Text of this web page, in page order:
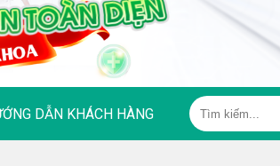
DẪN KHÁCH HÀNG